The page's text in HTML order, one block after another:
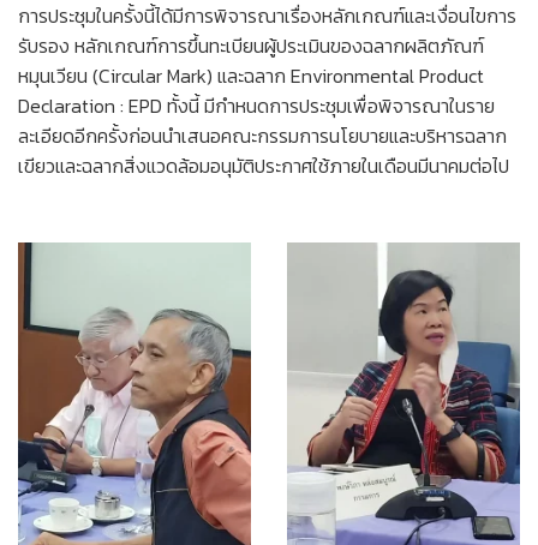
การประชุมในครั้งนี้ได้มีการพิจารณาเรื่องหลักเกณฑ์และเงื่อนไขการ
รับรอง หลักเกณฑ์การขึ้นทะเบียนผู้ประเมินของฉลากผลิตภัณฑ์
หมุนเวียน (Circular Mark) และฉลาก Environmental Product
Declaration : EPD ทั้งนี้ มีกำหนดการประชุมเพื่อพิจารณาในราย
ละเอียดอีกครั้งก่อนนำเสนอคณะกรรมการนโยบายและบริหารฉลาก
เขียวและฉลากสิ่งแวดล้อมอนุมัติประกาศใช้ภายในเดือนมีนาคมต่อไป